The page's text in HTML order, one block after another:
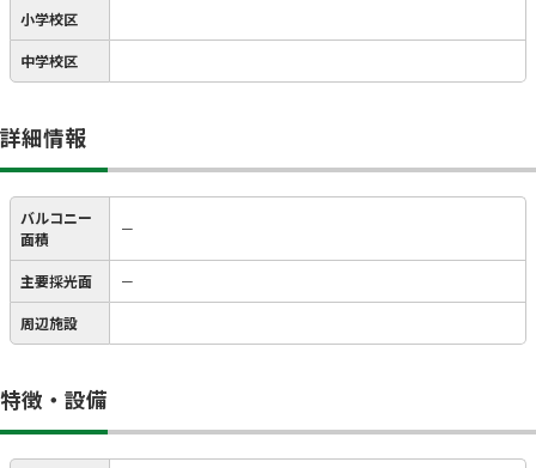
小学校区
中学校区
詳細情報
バルコニー
面積
－
主要採光面 －
周辺施設
特徴・設備